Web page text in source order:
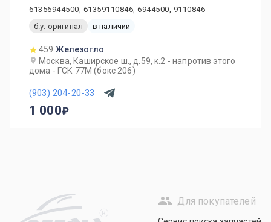
61356944500, 61359110846, 6944500, 9110846
б.у. оригинал
в наличии
459 Железогло
Москва, Каширское ш., д.59, к.2 - напротив этого
дома - ГСК 77М (бокс 206)
(903) 204-20-33
1 000
R
Для покупателей